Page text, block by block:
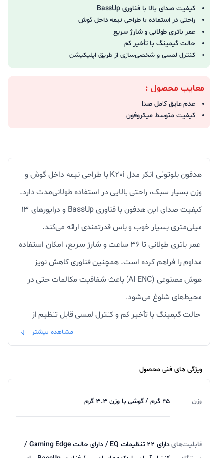
کیفیت صدای بالا با فناوری BassUp
راحتی در استفاده با طراحی نیمه داخل گوش
عمر باتری طولانی و شارژ سریع
حالت گیمینگ با تأخیر کم
کنترل لمسی و شخصی‌سازی از طریق اپلیکیشن
معایب محصول :
عدم عایق کامل صدا
کیفیت متوسط میکروفون
هدفون بلوتوثی انکر مدل K20i با طراحی نیمه داخل گوش و
وزن بسیار سبک، راحتی بالایی در استفاده طولانی‌مدت دارد.
کیفیت صدای این هدفون با فناوری BassUp و درایورهای ۱۳
میلی‌متری بسیار خوب و باس قدرتمندی ارائه می‌کند.
عمر باتری طولانی تا ۳۶ ساعت و شارژ سریع، امکان استفاده
مداوم را فراهم کرده است. همچنین فناوری کاهش نویز
هوش مصنوعی (AI ENC) باعث شفافیت مکالمات حتی در
محیط‌های شلوغ می‌شود.
حالت گیمینگ با تأخیر کم و کنترل لمسی قابل تنظیم از
طریق اپلیکیشن، ویژگی‌های کاربردی این مدل هستند. اگرچه
اتصال همزمان به چند دستگاه وجود نداشته باشد، اما با
استفاده روزمره و گیمینگ موبایلی محسوب می‌شود.
مشاهده بیشتر
ویژگی های فنی محصول
وزن ۴۵ گرم / گوشی‌ با وزن ۳.۳ گرم
قابلیت‌های
دارای ۲۲ تنظیمات EQ / دارای حالت Gaming Edge /